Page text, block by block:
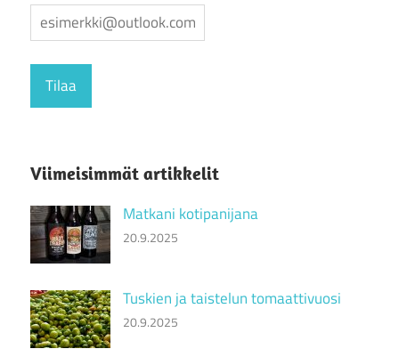
Viimeisimmät artikkelit
Matkani kotipanijana
20.9.2025
Tuskien ja taistelun tomaattivuosi
20.9.2025